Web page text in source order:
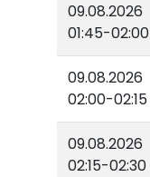
09.08.2026
01:45-02:00
09.08.2026
02:00-02:15
09.08.2026
02:15-02:30